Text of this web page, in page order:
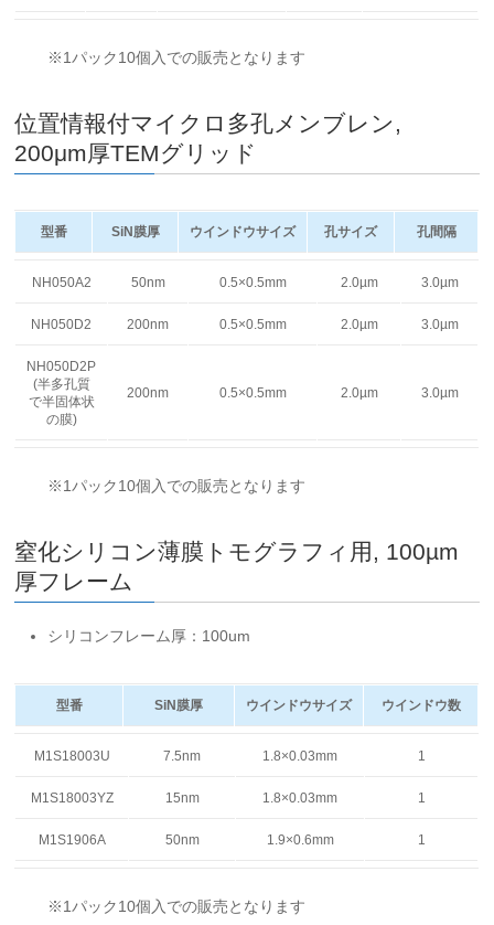
※1パック10個入での販売となります
位置情報付マイクロ多孔メンブレン,
200μm厚TEMグリッド
型番 SiN膜厚 ウインドウサイズ 孔サイズ 孔間隔
NH050A2 50nm 0.5×0.5mm 2.0µm 3.0µm
NH050D2 200nm 0.5×0.5mm 2.0µm 3.0µm
NH050D2P
(半多孔質
で半固体状
の膜)
200nm 0.5×0.5mm 2.0µm 3.0µm
※1パック10個入での販売となります
窒化シリコン薄膜トモグラフィ用, 100µm
厚フレーム
シリコンフレーム厚：100um
型番 SiN膜厚 ウインドウサイズ ウインドウ数
M1S18003U 7.5nm 1.8×0.03mm 1
M1S18003YZ 15nm 1.8×0.03mm 1
M1S1906A 50nm 1.9×0.6mm 1
※1パック10個入での販売となります